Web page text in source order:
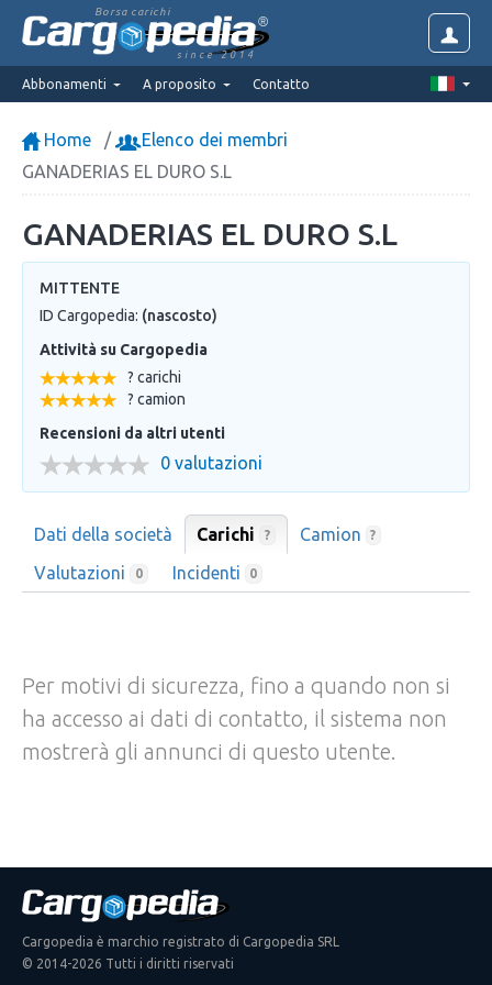
Borsa carichi
since 2014
Abbonamenti A proposito Contatto
Home
Elenco dei membri
GANADERIAS EL DURO S.L
GANADERIAS EL DURO S.L
MITTENTE
ID Cargopedia: (nascosto)
Attività su Cargopedia
? carichi
? camion
Recensioni da altri utenti
0 valutazioni
Dati della società Carichi ? Camion ?
Valutazioni 0 Incidenti 0
Per motivi di sicurezza, fino a quando non si
ha accesso ai dati di contatto, il sistema non
mostrerà gli annunci di questo utente.
Cargopedia è marchio registrato di Cargopedia SRL
© 2014-2026 Tutti i diritti riservati